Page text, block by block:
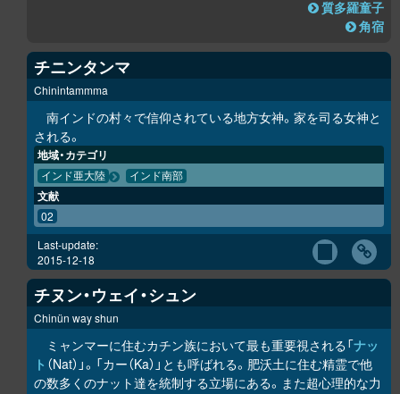
質多羅童子
角宿
チニンタンマ
Chinintammma
南インドの村々で信仰されている地方女神。家を司る女神と
される。
地域・カテゴリ
インド亜大陸 インド南部
文献
02
Last-update:
2015-12-18
チヌン・ウェイ・シュン
Chinün way shun
ミャンマーに住むカチン族において最も重要視される「ナッ
ト （Nat）」。「カー（Ka）」とも呼ばれる。肥沃土に住む精霊で他
の数多くのナット達を統制する立場にある。また超心理的な力